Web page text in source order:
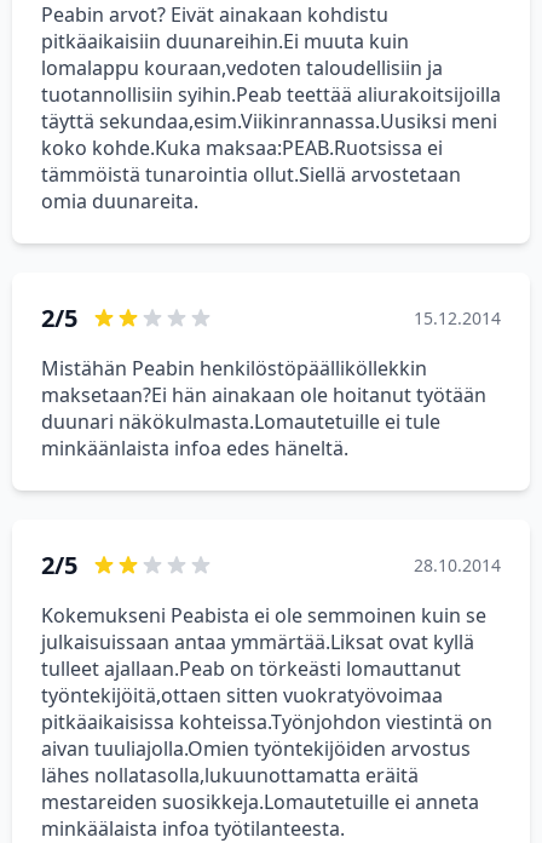
Peabin arvot? Eivät ainakaan kohdistu
pitkäaikaisiin duunareihin.Ei muuta kuin
lomalappu kouraan,vedoten taloudellisiin ja
tuotannollisiin syihin.Peab teettää aliurakoitsijoilla
täyttä sekundaa,esim.Viikinrannassa.Uusiksi meni
koko kohde.Kuka maksaa:PEAB.Ruotsissa ei
tämmöistä tunarointia ollut.Siellä arvostetaan
omia duunareita.
2/5 15.12.2014
Mistähän Peabin henkilöstöpäälliköllekkin
maksetaan?Ei hän ainakaan ole hoitanut työtään
duunari näkökulmasta.Lomautetuille ei tule
minkäänlaista infoa edes häneltä.
2/5 28.10.2014
Kokemukseni Peabista ei ole semmoinen kuin se
julkaisuissaan antaa ymmärtää.Liksat ovat kyllä
tulleet ajallaan.Peab on törkeästi lomauttanut
työntekijöitä,ottaen sitten vuokratyövoimaa
pitkäaikaisissa kohteissa.Työnjohdon viestintä on
aivan tuuliajolla.Omien työntekijöiden arvostus
lähes nollatasolla,lukuunottamatta eräitä
mestareiden suosikkeja.Lomautetuille ei anneta
minkäälaista infoa työtilanteesta.